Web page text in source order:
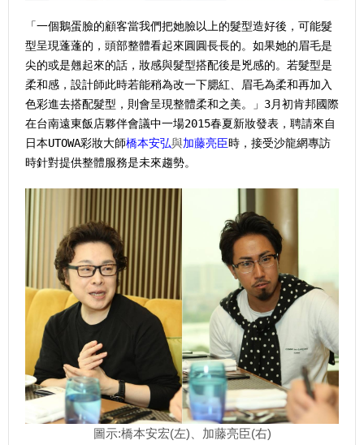
「一個鵝蛋臉的顧客當我們把她臉以上的髮型造好後，可能髮
型呈現蓬蓬的，頭部整體看起來圓圓長長的。如果她的眉毛是
尖的或是翹起來的話，妝感與髮型搭配後是兇感的。若髮型是
柔和感，設計師此時若能稍為改一下腮紅、眉毛為柔和再加入
色彩進去搭配髮型，則會呈現整體柔和之美。」3月初肯邦國際
在台南遠東飯店夥伴會議中一場2015春夏新妝發表，聘請來自
日本UTOWA彩妝大師橋本安弘與加藤亮臣時，接受沙龍網專訪
時針對提供整體服務是未來趨勢。
圖示:橋本安宏(左)、加藤亮臣(右)